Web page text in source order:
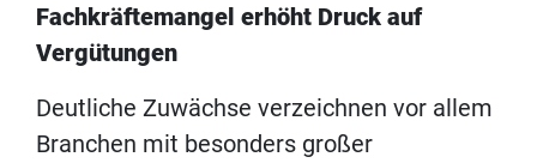
Fachkräftemangel erhöht Druck auf
Vergütungen
Deutliche Zuwächse verzeichnen vor allem
Branchen mit besonders großer